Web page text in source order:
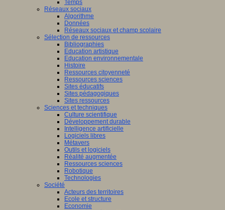
Temps
Réseaux sociaux
Algorithme
Données
Réseaux sociaux et champ scolaire
Sélection de ressources
Bibliographies
Education artistique
Education environnementale
Histoire
Ressources citoyenneté
Ressources sciences
Sites éducatifs
Sites pédagogiques
Sites ressources
Sciences et techniques
Culture scientifique
Développement durable
Intelligence artificielle
Logiciels libres
Métavers
Outils et logiciels
Réalité augmentée
Ressources sciences
Robotique
Technologies
Société
Acteurs des territoires
Ecole et structure
Economie